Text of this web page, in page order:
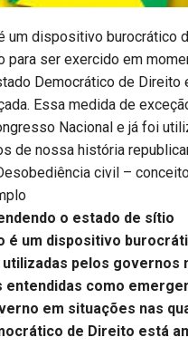
um dispositivo burocrático
para ser exercido em
Democrático de Direito
Essa medida de
Nacional e já foi
de nossa história
civil –
o estado de sítio
é um dispositivo
pelos governos
entendidas como
em situações nas
de Direito está